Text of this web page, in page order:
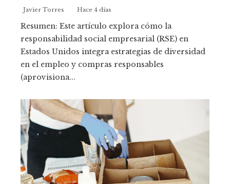
Javier Torres Hace 4 días
Resumen: Este artículo explora cómo la
responsabilidad social empresarial (RSE) en
Estados Unidos integra estrategias de diversidad
en el empleo y compras responsables
(aprovisiona...